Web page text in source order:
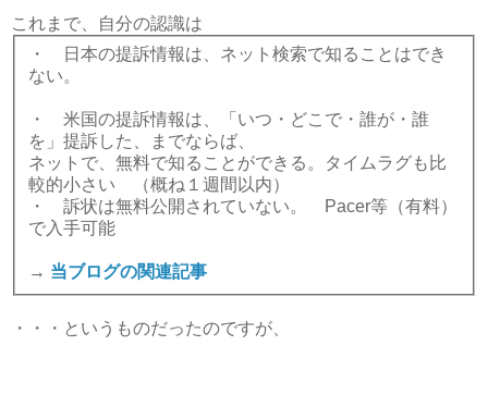
これまで、自分の認識は
・ 日本の提訴情報は、ネット検索で知ることはでき
ない。
・ 米国の提訴情報は、「いつ・どこで・誰が・誰
を」提訴した、までならば、
ネットで、無料で知ることができる。タイムラグも比
較的小さい （概ね１週間以内）
・ 訴状は無料公開されていない。 Pacer等（有料）
で入手可能
→ 当ブログの関連記事
・・・というものだったのですが、